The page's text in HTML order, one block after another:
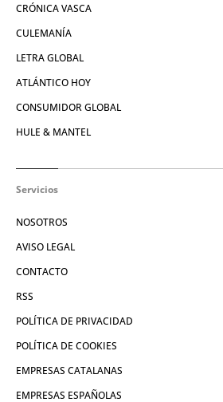
CRÓNICA VASCA
CULEMANÍA
LETRA GLOBAL
ATLÁNTICO HOY
CONSUMIDOR GLOBAL
HULE & MANTEL
Servicios
NOSOTROS
AVISO LEGAL
CONTACTO
RSS
POLÍTICA DE PRIVACIDAD
POLÍTICA DE COOKIES
EMPRESAS CATALANAS
EMPRESAS ESPAÑOLAS